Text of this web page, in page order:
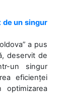
un singur
a pus
deservit de
un singur
eficienței